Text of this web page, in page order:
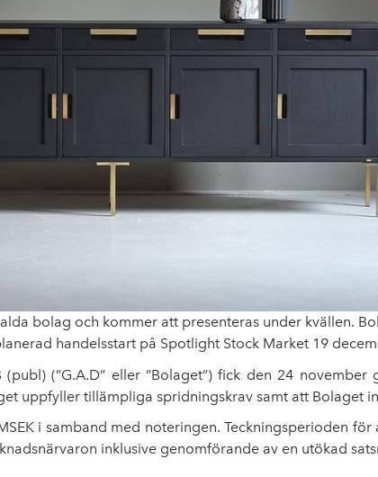
bolag och kommer att presenteras under kvällen.
handelsstart på Spotlight Stock Market 19
(”G.A.D” eller ”Bolaget”) fick den 24
uppfyller tillämpliga spridningskrav samt att Bolaget
i samband med noteringen. Teckningsperioden
inklusive genomförande av en utökad